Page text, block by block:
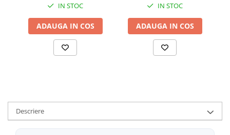
Siguranta animale companie
Carduri Cadou
Produse Sub 50 Lei
Resigilate
IN STOC
ADAUGA IN COS
IN STOC
ADAUGA IN COS
Descriere